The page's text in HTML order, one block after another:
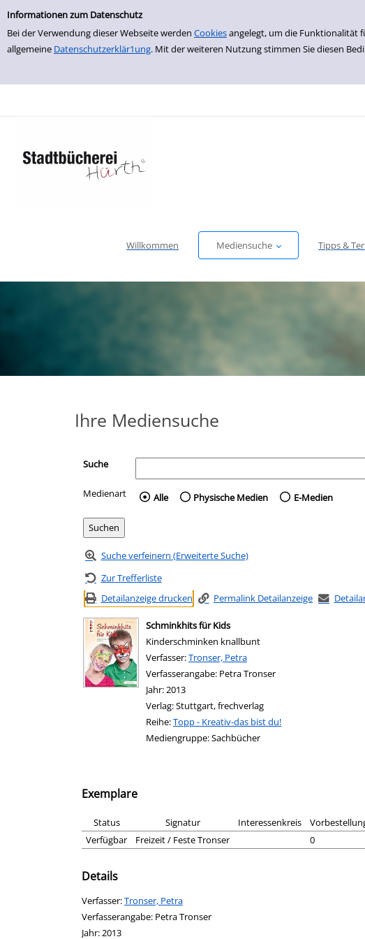
Einfache Suche
Informationen zum Datenschutz
Bei der Verwendung dieser Webseite werden Cookiesangelegt, um die Funktionalität
allgemeine Datenschutzerklär1ung. Mit der weiteren Nutzung stimmen Sie diesen
zur Navigation springen
zum Inhalt springen
Zur Detailanzeige springen
Willkommen Mediensuche Tipps &
Ihre Mediensuche
Suche
Medienart Wählen Sie die Medienart nach
Alle Physische Medien E-Medien
Suche verfeinern (Erweiterte Suche)
Zur Trefferliste
Detailanzeige drucken
Permalink Detailanzeige
Schminkhits für Kids
Kinderschminken knallbunt
Verfasser:Suche nach diesem Verfasser
Tronser, Petra
Verfasserangabe: Petra Tronser
Jahr:2013
Verlag:Stuttgart, frechverlag
Reihe:Topp - Kreativ-das bist du!
Mediengruppe:Sachbücher
Exemplare
Status Signatur Interessenkreis
Verfügbar
Freizeit / Feste Tronser 0
Details
Verfasser:Suche nach diesem Verfasser
Tronser, Petra
Verfasserangabe: Petra Tronser
Jahr:2013